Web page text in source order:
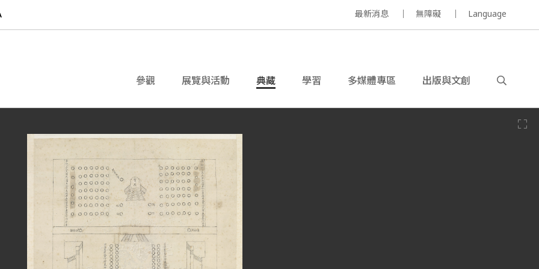
最新消息 無障礙 Language
參觀 展覽與活動 典藏 學習 多媒體專區 出版與文創